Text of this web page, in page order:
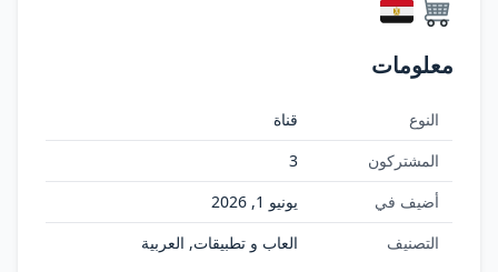
معلومات
النوع
قناة
المشتركون
3
أضيف في
يونيو 1, 2026
التصنيف
العاب و تطبيقات, العربية